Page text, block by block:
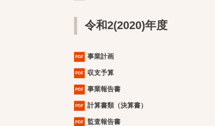
令和2(2020)年度
事業計画
収支予算
事業報告書
計算書類（決算書）
監査報告書